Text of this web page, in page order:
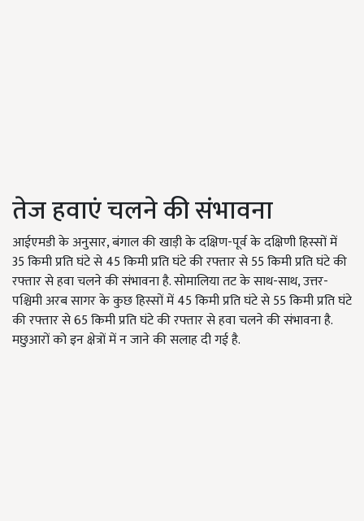
तेज हवाएं चलने की संभावना
आईएमडी के अनुसार, बंगाल की खाड़ी के दक्षिण-पूर्व के दक्षिणी हिस्सों में
35 किमी प्रति घंटे से 45 किमी प्रति घंटे की रफ्तार से 55 किमी प्रति घंटे की
रफ्तार से हवा चलने की संभावना है. सोमालिया तट के साथ-साथ, उत्तर-
पश्चिमी अरब सागर के कुछ हिस्सों में 45 किमी प्रति घंटे से 55 किमी प्रति घंटे
की रफ्तार से 65 किमी प्रति घंटे की रफ्तार से हवा चलने की संभावना है.
मछुआरों को इन क्षेत्रों में न जाने की सलाह दी गई है.